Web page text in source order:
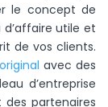
le concept de
utile et
de vos clients.
avec des
d’entreprise
partenaires